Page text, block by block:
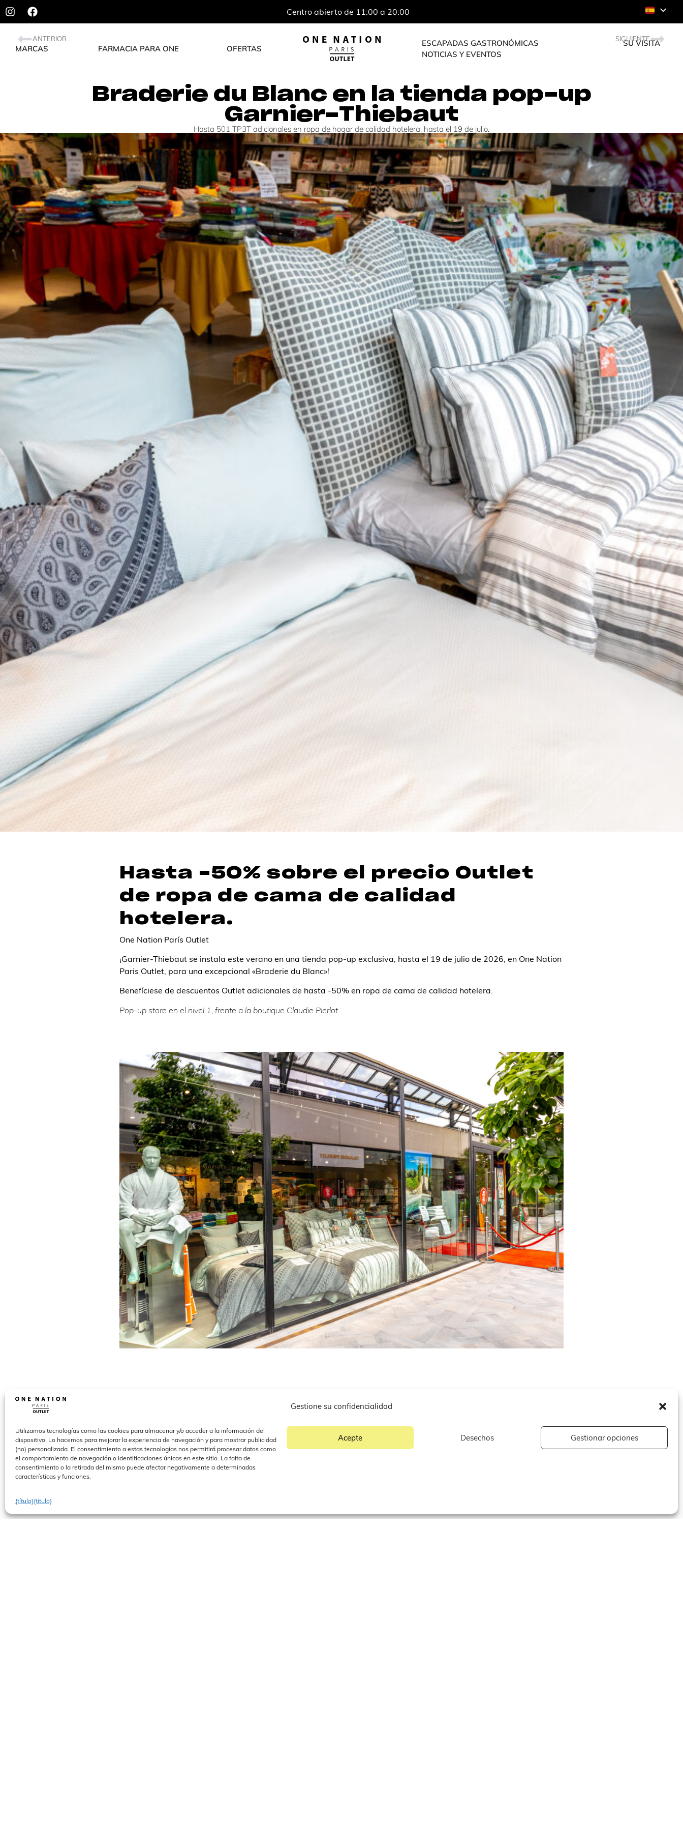
Gestione su confidencialidad
Utilizamos tecnologías como las cookies para almacenar y/o acceder a la información del
dispositivo. Lo hacemos para mejorar la experiencia de navegación y para mostrar publicidad
(no) personalizada. El consentimiento a estas tecnologías nos permitirá procesar datos como
el comportamiento de navegación o identificaciones únicas en este sitio. La falta de
consentimiento o la retirada del mismo puede afectar negativamente a determinadas
características y funciones.
Acepte Desechos Gestionar opciones
{título}{título}
Centro abierto de 11:00 a 20:00
MARCAS FARMACIA PARA ONE OFERTAS
ESCAPADAS GASTRONÓMICAS
SU VISITA
NOTICIAS Y EVENTOS
Braderie du Blanc en la tienda pop-up
Garnier-Thiebaut
Hasta 501 TP3T adicionales en ropa de hogar de calidad hotelera, hasta el 19 de julio.
ANTERIOR SIGUIENTE
Hasta -50% sobre el precio Outlet
de ropa de cama de calidad
hotelera.
One Nation París Outlet
¡Garnier-Thiebaut se instala este verano en una tienda pop-up exclusiva, hasta el 19 de julio de 2026, en One Nation
Paris Outlet, para una excepcional «Braderie du Blanc»!
Benefíciese de descuentos Outlet adicionales de hasta -50% en ropa de cama de calidad hotelera.
Pop-up store en el nivel 1, frente a la boutique Claudie Pierlot.